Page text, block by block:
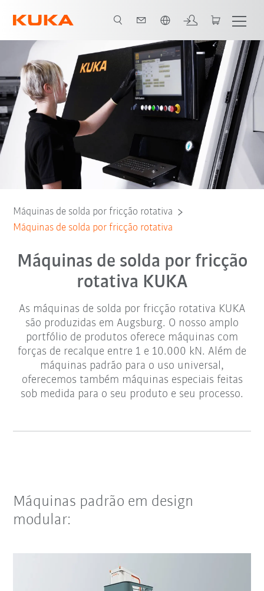
Máquinas padrão Máquinas especiais
Máquinas de solda por fricção rotativa
Máquinas de solda por fricção rotativa
Máquinas de solda por fricção
rotativa KUKA
As máquinas de solda por fricção rotativa KUKA
são produzidas em Augsburg. O nosso amplo
portfólio de produtos oferece máquinas com
forças de recalque entre 1 e 10.000 kN. Além de
máquinas padrão para o uso universal,
oferecemos também máquinas especiais feitas
sob medida para o seu produto e seu processo.
Máquinas padrão em design
modular: